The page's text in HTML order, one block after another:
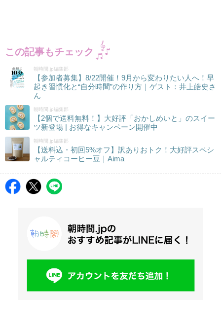
この記事もチェック
朝時間.jp編集部
【参加者募集】8/22開催！9月から変わりたい人へ！早
起き習慣化と“自分時間”の作り方｜ゲスト：井上皓史さ
ん
朝時間.jp編集部
【2個で送料無料！】大好評「おかしめいと」のスイー
ツ新登場 | お得なキャンペーン開催中
朝時間.jp編集部
【送料込・初回5%オフ】訳ありおトク！大好評スペシ
ャルティコーヒー豆｜Aima